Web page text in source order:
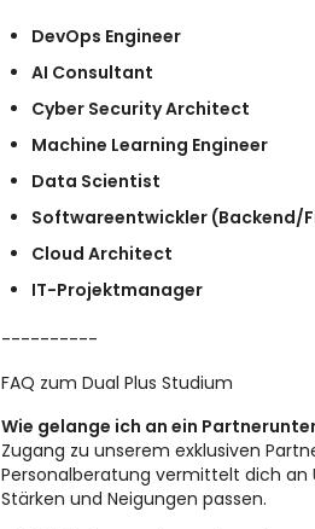
DevOps Engineer
AI Consultant
Cyber Security Architect
Machine Learning Engineer
Data Scientist
Softwareentwickler (Backend/
Cloud Architect
IT-Projektmanager
----------
FAQ zum Dual Plus Studium
Wie gelange ich an ein
Zugang zu unserem exklusiven
Personalberatung vermittelt dich an
Stärken und Neigungen passen.